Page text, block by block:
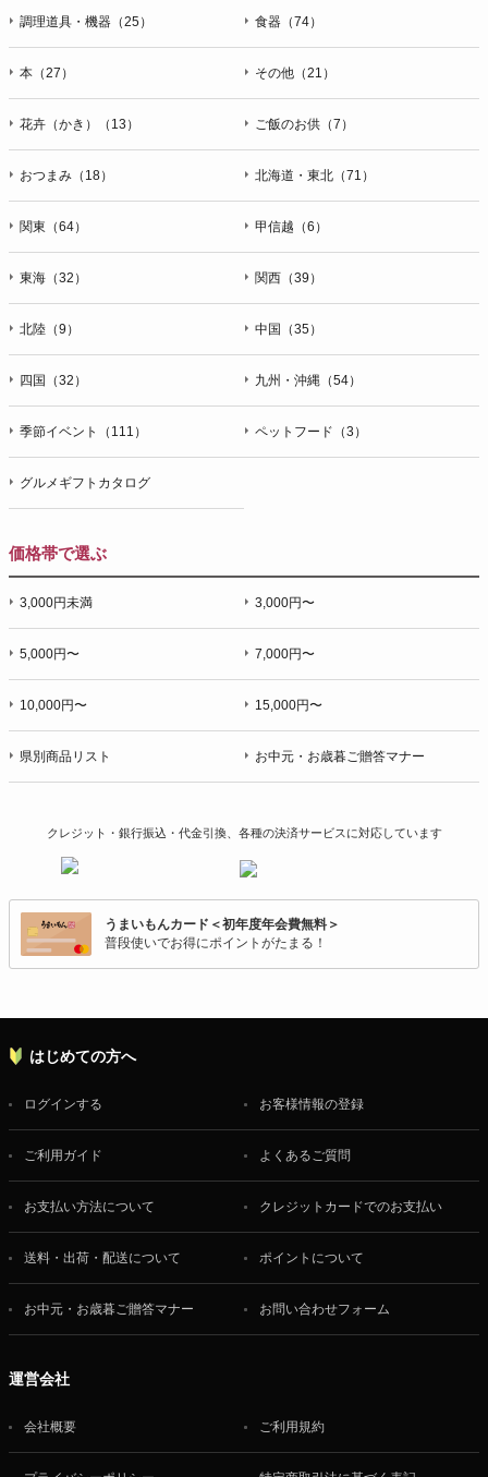
調理道具・機器（25） 食器（74）
本（27） その他（21）
花卉（かき）（13） ご飯のお供（7）
おつまみ（18） 北海道・東北（71）
関東（64） 甲信越（6）
東海（32） 関西（39）
北陸（9） 中国（35）
四国（32） 九州・沖縄（54）
季節イベント（111） ペットフード（3）
グルメギフトカタログ
価格帯で選ぶ
3,000円未満 3,000円〜
5,000円〜 7,000円〜
10,000円〜 15,000円〜
県別商品リスト お中元・お歳暮ご贈答マナー
クレジット・銀行振込・代金引換、各種の決済サービスに対応しています
うまいもんカード＜初年度年会費無料＞
普段使いでお得にポイントがたまる！
はじめての方へ
ログインする お客様情報の登録
ご利用ガイド よくあるご質問
お支払い方法について クレジットカードでのお支払い
送料・出荷・配送について ポイントについて
お中元・お歳暮ご贈答マナー お問い合わせフォーム
運営会社
会社概要 ご利用規約